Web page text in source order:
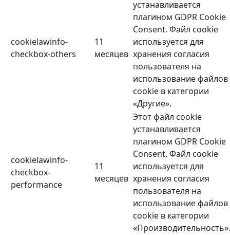
cookielawinfo-
checkbox-others
11
месяцев
устанавливается
плагином GDPR Cookie
Consent. Файл cookie
используется для
хранения согласия
пользователя на
использование файлов
cookie в категории
«Другие».
cookielawinfo-
checkbox-
performance
11
месяцев
Этот файл cookie
устанавливается
плагином GDPR Cookie
Consent. Файл cookie
используется для
хранения согласия
пользователя на
использование файлов
cookie в категории
«Производительность».